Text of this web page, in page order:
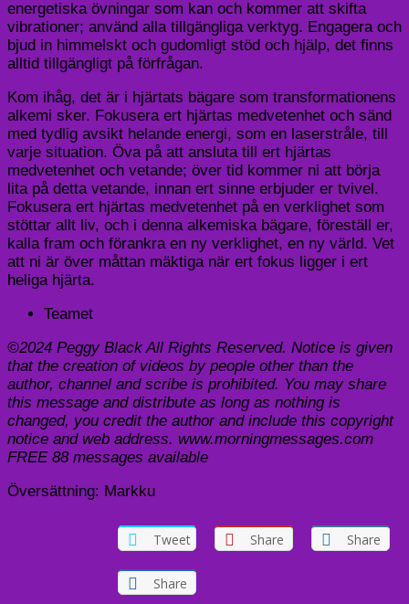
energetiska övningar som kan och kommer att skifta
vibrationer; använd alla tillgängliga verktyg. Engagera och
bjud in himmelskt och gudomligt stöd och hjälp, det finns
alltid tillgängligt på förfrågan.
Kom ihåg, det är i hjärtats bägare som transformationens
alkemi sker. Fokusera ert hjärtas medvetenhet och sänd
med tydlig avsikt helande energi, som en laserstråle, till
varje situation. Öva på att ansluta till ert hjärtas
medvetenhet och vetande; över tid kommer ni att börja
lita på detta vetande, innan ert sinne erbjuder er tvivel.
Fokusera ert hjärtas medvetenhet på en verklighet som
stöttar allt liv, och i denna alkemiska bägare, föreställ er,
kalla fram och förankra en ny verklighet, en ny värld. Vet
att ni är över måttan mäktiga när ert fokus ligger i ert
heliga hjärta.
Teamet
©2024 Peggy Black All Rights Reserved. Notice is given
that the creation of videos by people other than the
author, channel and scribe is prohibited. You may share
this message and distribute as long as nothing is
changed, you credit the author and include this copyright
notice and web address. www.morningmessages.com
FREE 88 messages available
Översättning: Markku
Tweet Share Share
Share